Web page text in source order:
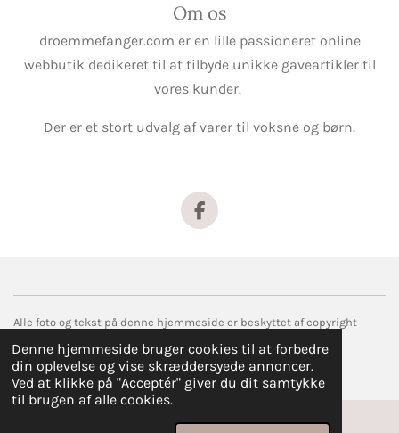
Denne hjemmeside bruger cookies til at forbedre
din oplevelse og vise skræddersyede annoncer.
Ved at klikke på "Acceptér" giver du dit samtykke
til brugen af alle cookies.
Om os
droemmefanger.com er en lille passioneret online
webbutik dedikeret til at tilbyde unikke gaveartikler til
vores kunder.
Der er et stort udvalg af varer til voksne og børn.
F
a
o
Alle foto og tekst på denne hjemmeside er beskyttet af copyright
© 2017 droemmefanger.com
Drevet afWebador